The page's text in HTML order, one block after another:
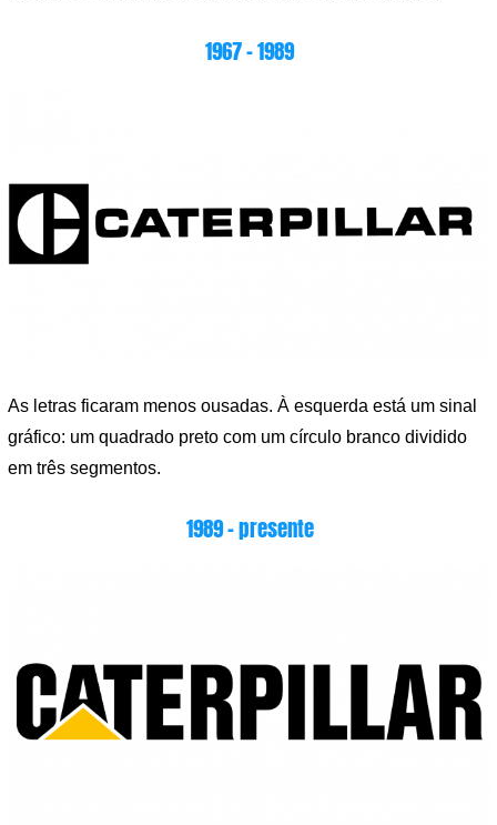
1967 – 1989
As letras ficaram menos ousadas. À esquerda está um sinal
gráfico: um quadrado preto com um círculo branco dividido
em três segmentos.
1989 – presente